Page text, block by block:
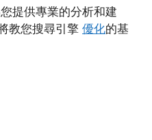
提供專業的分析和建
教您搜尋引擎 優化的基